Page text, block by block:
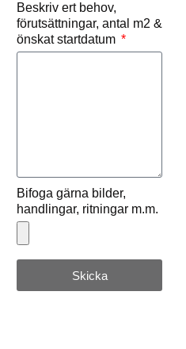
Beskriv ert behov,
förutsättningar, antal m2 &
önskat startdatum
Bifoga gärna bilder,
handlingar, ritningar m.m.
Skicka